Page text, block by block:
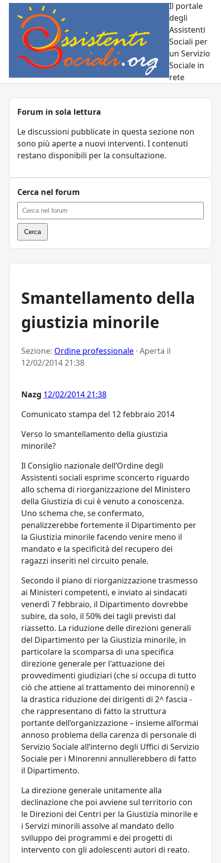
Il portale
degli
Assistenti
Sociali per
un Servizio
Sociale in
rete
Smantellamento della
giustizia minorile
Sezione: Ordine professionale · Aperta il
12/02/2014 21:38
Nazg 12/02/2014 21:38
Comunicato stampa del 12 febbraio 2014
Verso lo smantellamento della giustizia
minorile?
Il Consiglio nazionale dell’Ordine degli
Assistenti sociali esprime sconcerto riguardo
allo schema di riorganizzazione del Ministero
della Giustizia di cui è venuto a conoscenza.
Uno schema che, se confermato,
penalizzerebbe fortemente il Dipartimento per
la Giustizia minorile facendo venire meno il
mandato e la specificità del recupero dei
ragazzi inseriti nel circuito penale.
Secondo il piano di riorganizzazione trasmesso
ai Ministeri competenti, e inviato ai sindacati
venerdì 7 febbraio, il Dipartimento dovrebbe
subire, da solo, il 50% dei tagli previsti dal
riassetto. La riduzione delle direzioni generali
del Dipartimento per la Giustizia minorile, in
particolare la scomparsa di una specifica
direzione generale per l'attuazione dei
provvedimenti giudiziari (che si occupa di tutto
ciò che attiene al trattamento dei minorenni) e
la drastica riduzione dei dirigenti di 2^ fascia -
che rappresentano di fatto la struttura
portante dell’organizzazione – insieme all’ormai
annoso problema della carenza di personale di
Servizio Sociale all’interno degli Uffici di Servizio
Sociale per i Minorenni annullerebbero di fatto
il Dipartimento.
La direzione generale unitamente alla
declinazione che poi avviene sul territorio con
le Direzioni dei Centri per la Giustizia minorile e
i Servizi minorili assolve al mandato dello
sviluppo dei programmi e dei progetti di
intervento con gli adolescenti autori di reato.
Forum in sola lettura
Le discussioni pubblicate in questa sezione non
sono più aperte a nuovi interventi. I contenuti
restano disponibili per la consultazione.
Cerca nel forum
Cerca